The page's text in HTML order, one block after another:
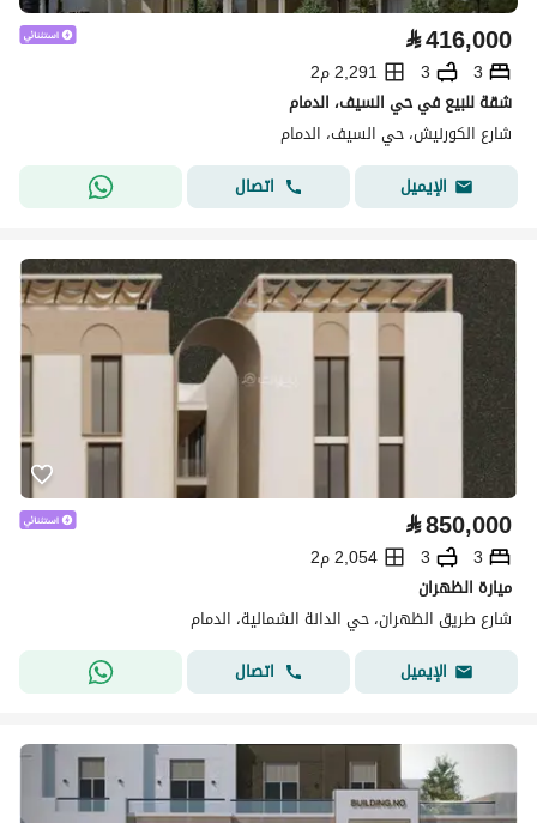
⃁416,000
3
3
2,291 م2
شقة للبيع في حي السيف، الدمام
شارع الكورنيش، حي السيف، الدمام
الإيميل
اتصال
⃁850,000
3
3
2,054 م2
ميارة الظهران
شارع طريق الظهران، حي الدانة الشمالية، الدمام
الإيميل
اتصال